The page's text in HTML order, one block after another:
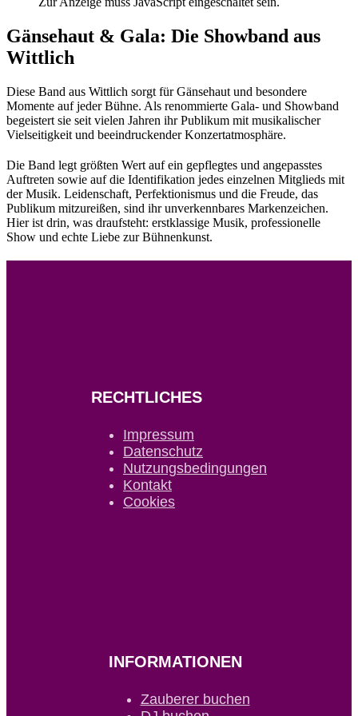
Gänsehaut & Gala: Die Showband aus
Wittlich
Diese Band aus Wittlich sorgt für Gänsehaut und besondere
Momente auf jeder Bühne. Als renommierte Gala- und Showband
begeistert sie seit vielen Jahren ihr Publikum mit musikalischer
Vielseitigkeit und beeindruckender Konzertatmosphäre.
Die Band legt größten Wert auf ein gepflegtes und angepasstes
Auftreten sowie auf die Identifikation jedes einzelnen Mitglieds mit
der Musik. Leidenschaft, Perfektionismus und die Freude, das
Publikum mitzureißen, sind ihr unverkennbares Markenzeichen.
Hier ist drin, was draufsteht: erstklassige Musik, professionelle
Show und echte Liebe zur Bühnenkunst.
RECHTLICHES
Impressum
Datenschutz
Nutzungsbedingungen
Kontakt
Cookies
INFORMATIONEN
Zauberer buchen